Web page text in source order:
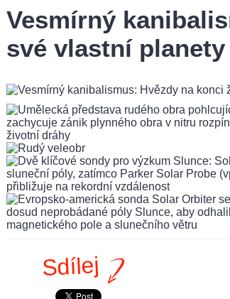
Vesmírný
své vlastní planety
Sdílej